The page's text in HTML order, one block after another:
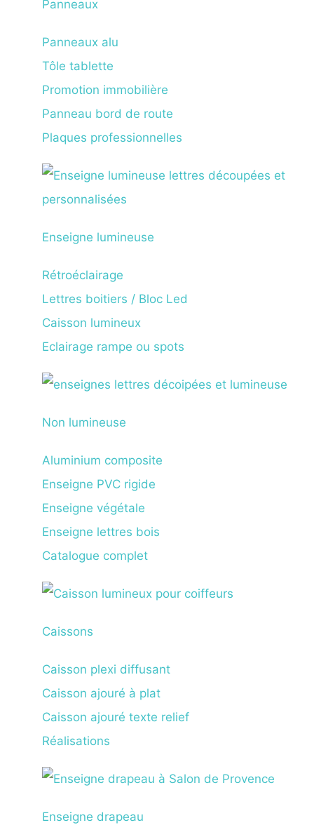
Panneaux
Panneaux alu
Tôle tablette
Promotion immobilière
Panneau bord de route
Plaques professionnelles
Enseigne lumineuse
Rétroéclairage
Lettres boitiers / Bloc Led
Caisson lumineux
Eclairage rampe ou spots
Non lumineuse
Aluminium composite
Enseigne PVC rigide
Enseigne végétale
Enseigne lettres bois
Catalogue complet
Caissons
Caisson plexi diffusant
Caisson ajouré à plat
Caisson ajouré texte relief
Réalisations
Enseigne drapeau